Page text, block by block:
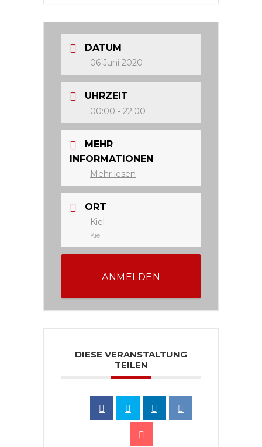
DATUM
06 Juni 2020
UHRZEIT
00:00 - 22:00
MEHR
INFORMATIONEN
Mehr lesen
ORT
Kiel
Kiel
ANMELDEN
DIESE VERANSTALTUNG
TEILEN